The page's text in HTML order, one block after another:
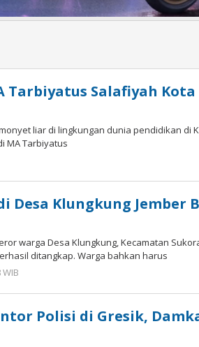
Tarbiyatus Salafiyah Kota
liar di lingkungan dunia pendidikan di
MA Tarbiyatus
Desa Klungkung Jember
warga Desa Klungkung, Kecamatan
ditangkap. Warga bahkan harus
Polisi di Gresik,